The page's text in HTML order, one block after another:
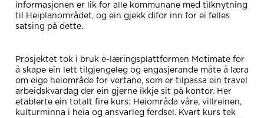
informasjonen er lik for alle kommunane med tilknytning
til Heiplanområdet, og ein gjekk difor inn for ei felles
satsing på dette.
Prosjektet tok i bruk e-læringsplattformen Motimate for
å skape ein lett tilgjengeleg og engasjerande måte å læra
om eige heiområde for vertane, som er tilpassa ein travel
arbeidskvardag der ein gjerne ikkje sit på kontor. Her
etablerte ein totalt fire kurs: Heiområda våre, villreinen,
kulturminna i heia og ansvarleg ferdsel. Kvart kurs tek